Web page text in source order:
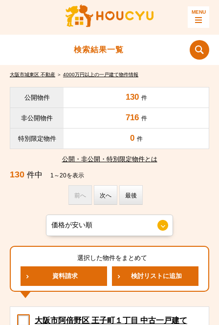
検索結果一覧
大阪市城東区 不動産 ＞ 4000万円以上の一戸建て物件情報
公開物件 130 件
非公開物件 716 件
特別限定物件 0 件
公開・非公開・特別限定物件とは
130 件中 1～20を表示
前へ 次へ 最後
選択した物件をまとめて
資料請求 検討リストに追加
大阪市阿倍野区 王子町１丁目 中古一戸建て